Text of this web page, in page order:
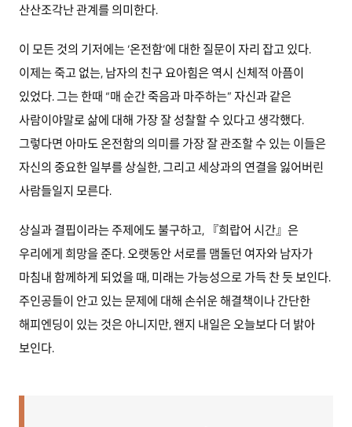
산산조각난 관계를 의미한다.
이 모든 것의 기저에는 ‘온전함’에 대한 질문이 자리 잡고 있다.
이제는 죽고 없는, 남자의 친구 요아힘은 역시 신체적 아픔이
있었다. 그는 한때 “매 순간 죽음과 마주하는” 자신과 같은
사람이야말로 삶에 대해 가장 잘 성찰할 수 있다고 생각했다.
그렇다면 아마도 온전함의 의미를 가장 잘 관조할 수 있는 이들은
자신의 중요한 일부를 상실한, 그리고 세상과의 연결을 잃어버린
사람들일지 모른다.
상실과 결핍이라는 주제에도 불구하고, 『희랍어 시간』은
우리에게 희망을 준다. 오랫동안 서로를 맴돌던 여자와 남자가
마침내 함께하게 되었을 때, 미래는 가능성으로 가득 찬 듯 보인다.
주인공들이 안고 있는 문제에 대해 손쉬운 해결책이나 간단한
해피엔딩이 있는 것은 아니지만, 왠지 내일은 오늘보다 더 밝아
보인다.